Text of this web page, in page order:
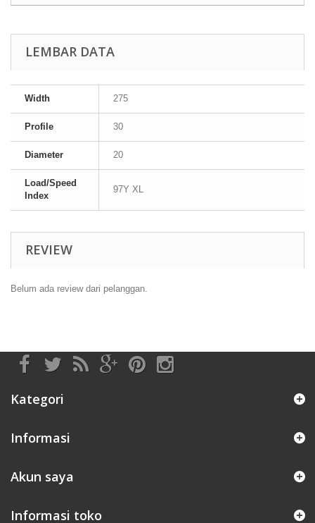
LEMBAR DATA
Width 275
Profile 30
Diameter 20
Load/Speed
Index
97Y XL
REVIEW
Belum ada review dari pelanggan.
Kategori
Informasi
Akun saya
Informasi toko